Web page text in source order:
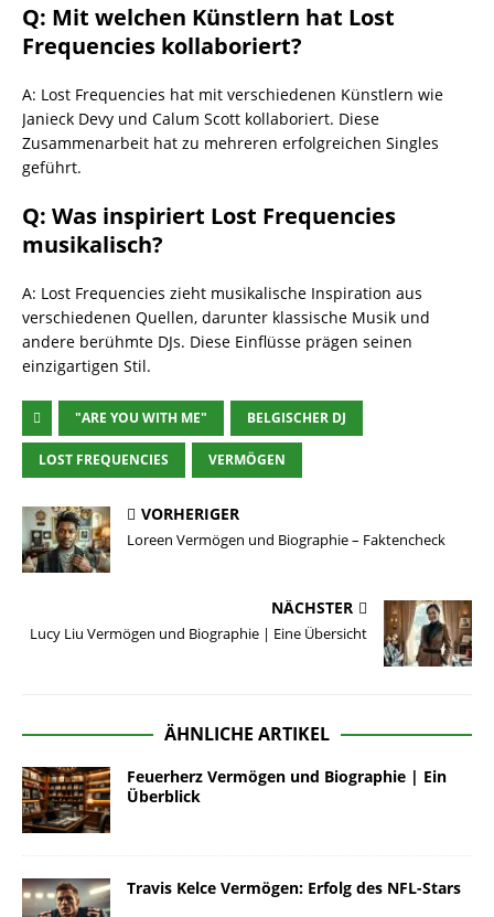
Q: Mit welchen Künstlern hat Lost
Frequencies kollaboriert?
A: Lost Frequencies hat mit verschiedenen Künstlern wie
Janieck Devy und Calum Scott kollaboriert. Diese
Zusammenarbeit hat zu mehreren erfolgreichen Singles
geführt.
Q: Was inspiriert Lost Frequencies
musikalisch?
A: Lost Frequencies zieht musikalische Inspiration aus
verschiedenen Quellen, darunter klassische Musik und
andere berühmte DJs. Diese Einflüsse prägen seinen
einzigartigen Stil.
"ARE YOU WITH ME" BELGISCHER DJ
LOST FREQUENCIES VERMÖGEN
VORHERIGER
Loreen Vermögen und Biographie – Faktencheck
NÄCHSTER
Lucy Liu Vermögen und Biographie | Eine Übersicht
ÄHNLICHE ARTIKEL
Feuerherz Vermögen und Biographie | Ein
Überblick
Travis Kelce Vermögen: Erfolg des NFL-Stars